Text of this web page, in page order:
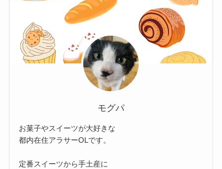
モグパ
お菓子やスイーツが大好きな
都内在住アラサーOLです。
定番スイーツから手土産に